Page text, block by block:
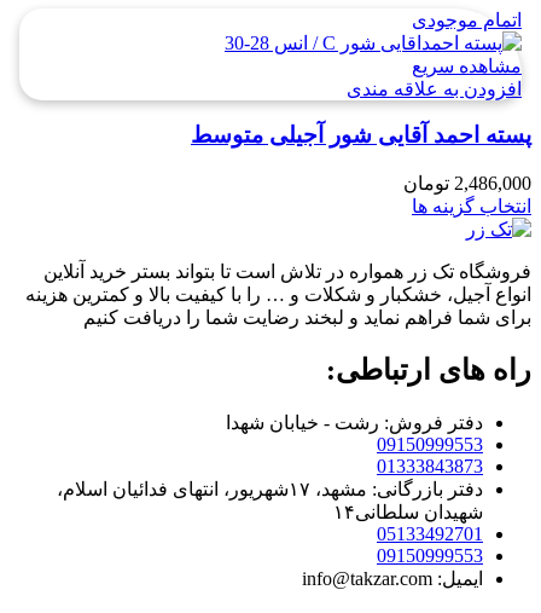
اتمام موجودی
مشاهده سریع
افزودن به علاقه مندی
پسته احمد آقایی شور آجیلی متوسط
2,486,000 تومان
انتخاب گزینه ها
فروشگاه تک زر همواره در تلاش است تا بتواند بستر خرید آنلاین
انواع آجیل، خشکبار و شکلات و … را با کیفیت بالا و کمترین هزینه
برای شما فراهم نماید و لبخند رضایت شما را دریافت کنیم
راه های ارتباطی:
دفتر فروش: رشت - خیابان شهدا
09150999553
01333843873
دفتر بازرگانی: مشهد، ۱۷شهریور، انتهای فدائیان اسلام،
شهیدان سلطانی۱۴
05133492701
09150999553
ایمیل: info@takzar.com